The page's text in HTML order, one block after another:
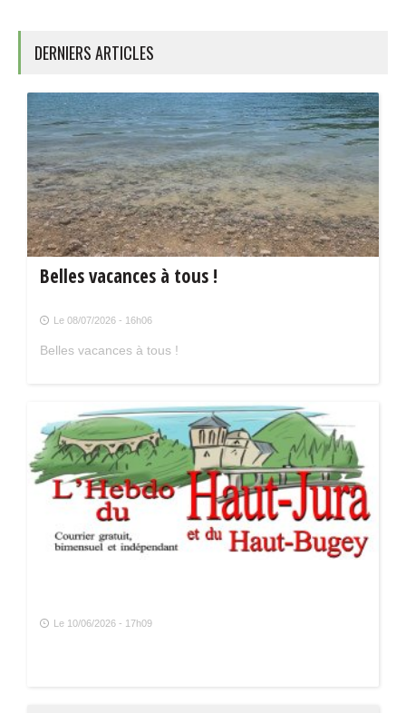
DERNIERS ARTICLES
Belles vacances à tous !
Le 08/07/2026 - 16h06
Belles vacances à tous !
Le 10/06/2026 - 17h09